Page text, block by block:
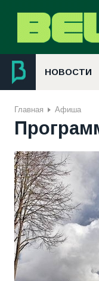
НОВОСТИ
Главная Афиша